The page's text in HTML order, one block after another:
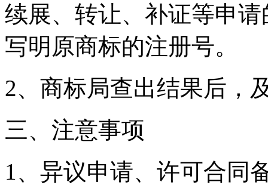
续展、转让、补证等申
写明原商标的注册号。
2、商标局查出结果后，
三、注意事项
1、异议申请、许可合同